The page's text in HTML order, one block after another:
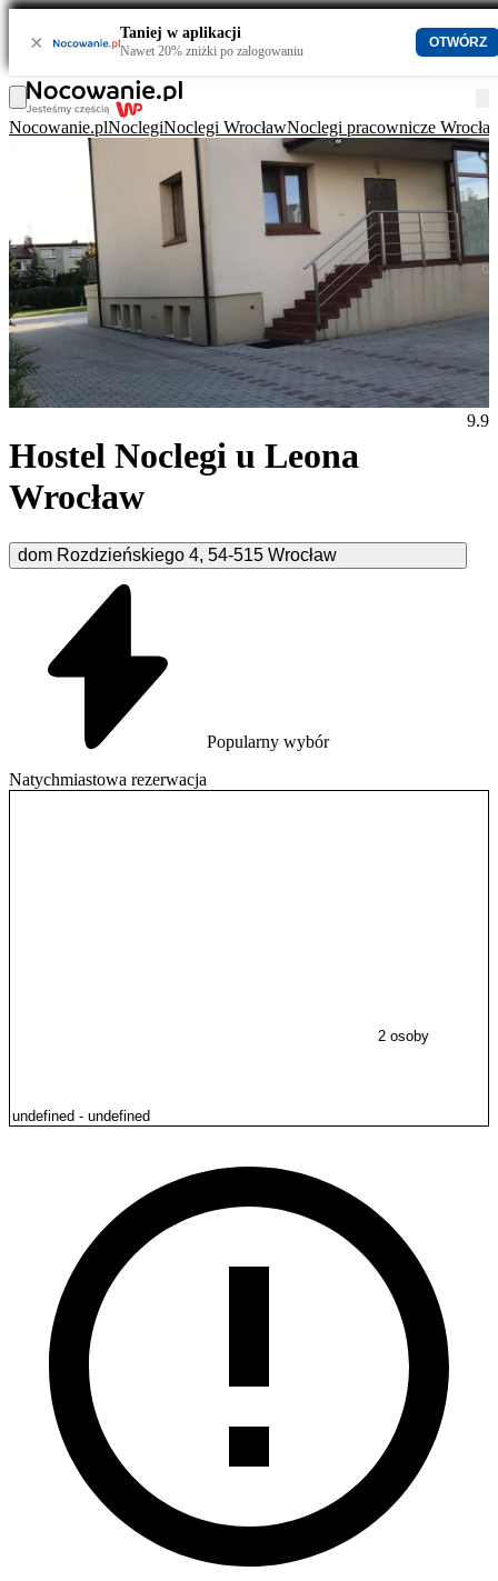
× Taniej w aplikacji
Nawet 20% zniżki po zalogowaniu
OTWÓRZ
Nocowanie.plNoclegiNoclegi WrocławNoclegi pracownicze
Hostel Noclegi u Leona
Wrocław
dom Rozdzieńskiego 4, 54-515 Wrocław
9.9
Natychmiastowa rezerwacja
Popularny wybór
2 osoby